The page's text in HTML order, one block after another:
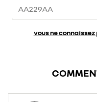
vous ne